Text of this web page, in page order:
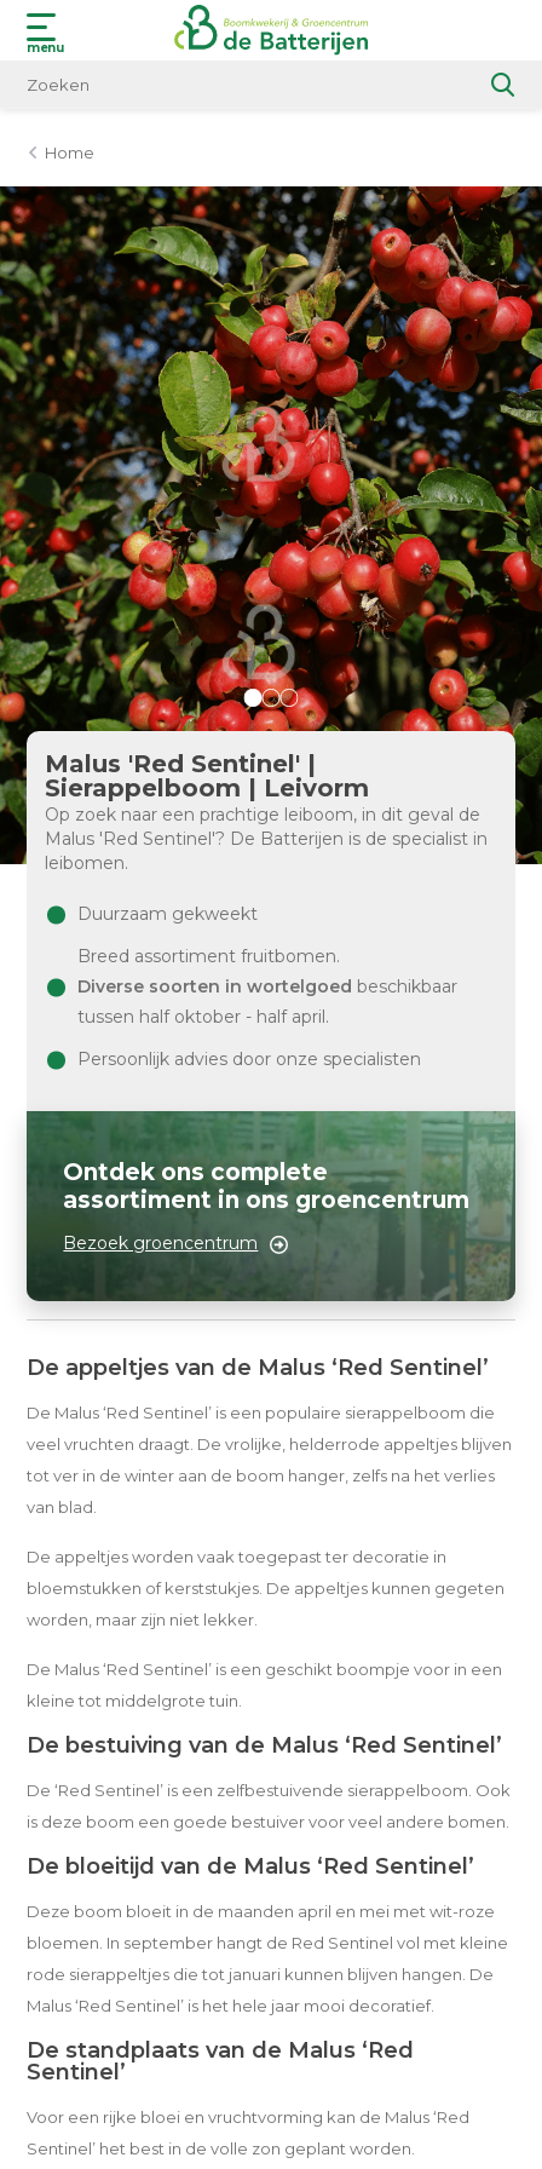
menu
Home
Malus 'Red Sentinel' |
Sierappelboom | Leivorm
Op zoek naar een prachtige leiboom, in dit geval de
Malus 'Red Sentinel'? De Batterijen is de specialist in
leibomen.
Duurzaam gekweekt
Breed assortiment fruitbomen.
Diverse soorten in wortelgoed beschikbaar
tussen half oktober - half april.
Persoonlijk advies door onze specialisten
Ontdek ons complete
assortiment in ons groencentrum
Bezoek groencentrum
De appeltjes van de Malus ‘Red Sentinel’
De Malus ‘Red Sentinel’ is een populaire sierappelboom die
veel vruchten draagt. De vrolijke, helderrode appeltjes blijven
tot ver in de winter aan de boom hanger, zelfs na het verlies
van blad.
De appeltjes worden vaak toegepast ter decoratie in
bloemstukken of kerststukjes. De appeltjes kunnen gegeten
worden, maar zijn niet lekker.
De Malus ‘Red Sentinel’ is een geschikt boompje voor in een
kleine tot middelgrote tuin.
De bestuiving van de Malus ‘Red Sentinel’
De ‘Red Sentinel’ is een zelfbestuivende sierappelboom. Ook
is deze boom een goede bestuiver voor veel andere bomen.
De bloeitijd van de Malus ‘Red Sentinel’
Deze boom bloeit in de maanden april en mei met wit-roze
bloemen. In september hangt de Red Sentinel vol met kleine
rode sierappeltjes die tot januari kunnen blijven hangen. De
Malus ‘Red Sentinel’ is het hele jaar mooi decoratief.
De standplaats van de Malus ‘Red
Sentinel’
Voor een rijke bloei en vruchtvorming kan de Malus ‘Red
Sentinel’ het best in de volle zon geplant worden.